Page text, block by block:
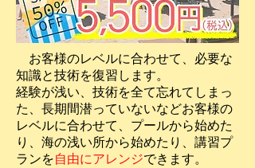
お客様のレベルに合わせて、必要な
知識と技術を復習します。
経験が浅い、技術を全て忘れてしまっ
た、長期間潜っていないなどお客様の
レベルに合わせて、プールから始めた
り、海の浅い所から始めたり、講習プ
ランを自由にアレンジできます。